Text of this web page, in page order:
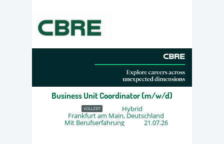
Business Unit Coordinator (m/w/d)
VOLLZEIT Hybrid
Frankfurt am Main, Deutschland
Mit Berufserfahrung 21.07.26